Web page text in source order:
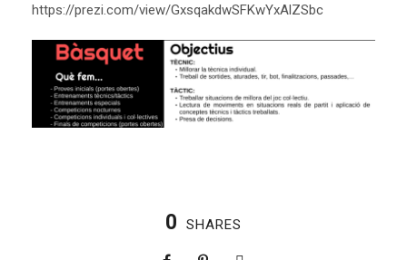
https://prezi.com/view/GxsqakdwSFKwYxAlZSbc
0 SHARES